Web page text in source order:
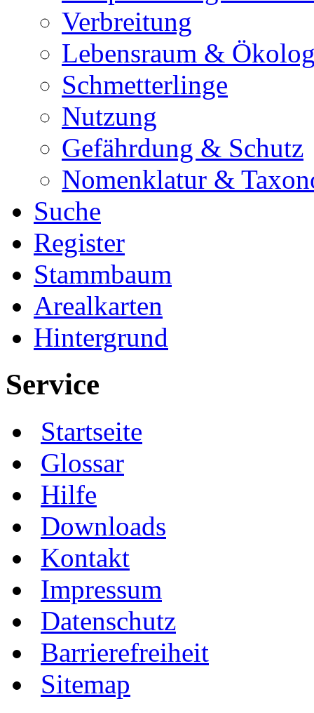
Verbreitung
Lebensraum &
Schmetterlinge
Nutzung
Gefährdung & Schutz
Nomenklatur &
Suche
Register
Stammbaum
Arealkarten
Hintergrund
Service
Startseite
Glossar
Hilfe
Downloads
Kontakt
Impressum
Datenschutz
Barrierefreiheit
Sitemap